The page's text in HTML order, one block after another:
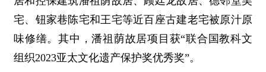
宅、钮家巷陈宅和王宅等近百座古建老宅被原汁原
味修缮。其中，潘祖荫故居项目获“联合国教科文
组织2023亚太文化遗产保护奖优秀奖”。